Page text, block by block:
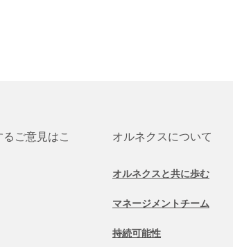
ご意見はこ
オルネクスについて
オルネクスと共に歩む
マネージメントチーム
持続可能性